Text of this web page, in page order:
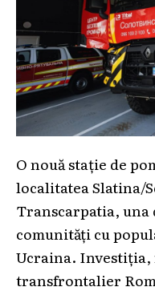
O nouă stație de
localitatea Slatina/
Transcarpatia,
comunități cu
Ucraina.
transfrontalier